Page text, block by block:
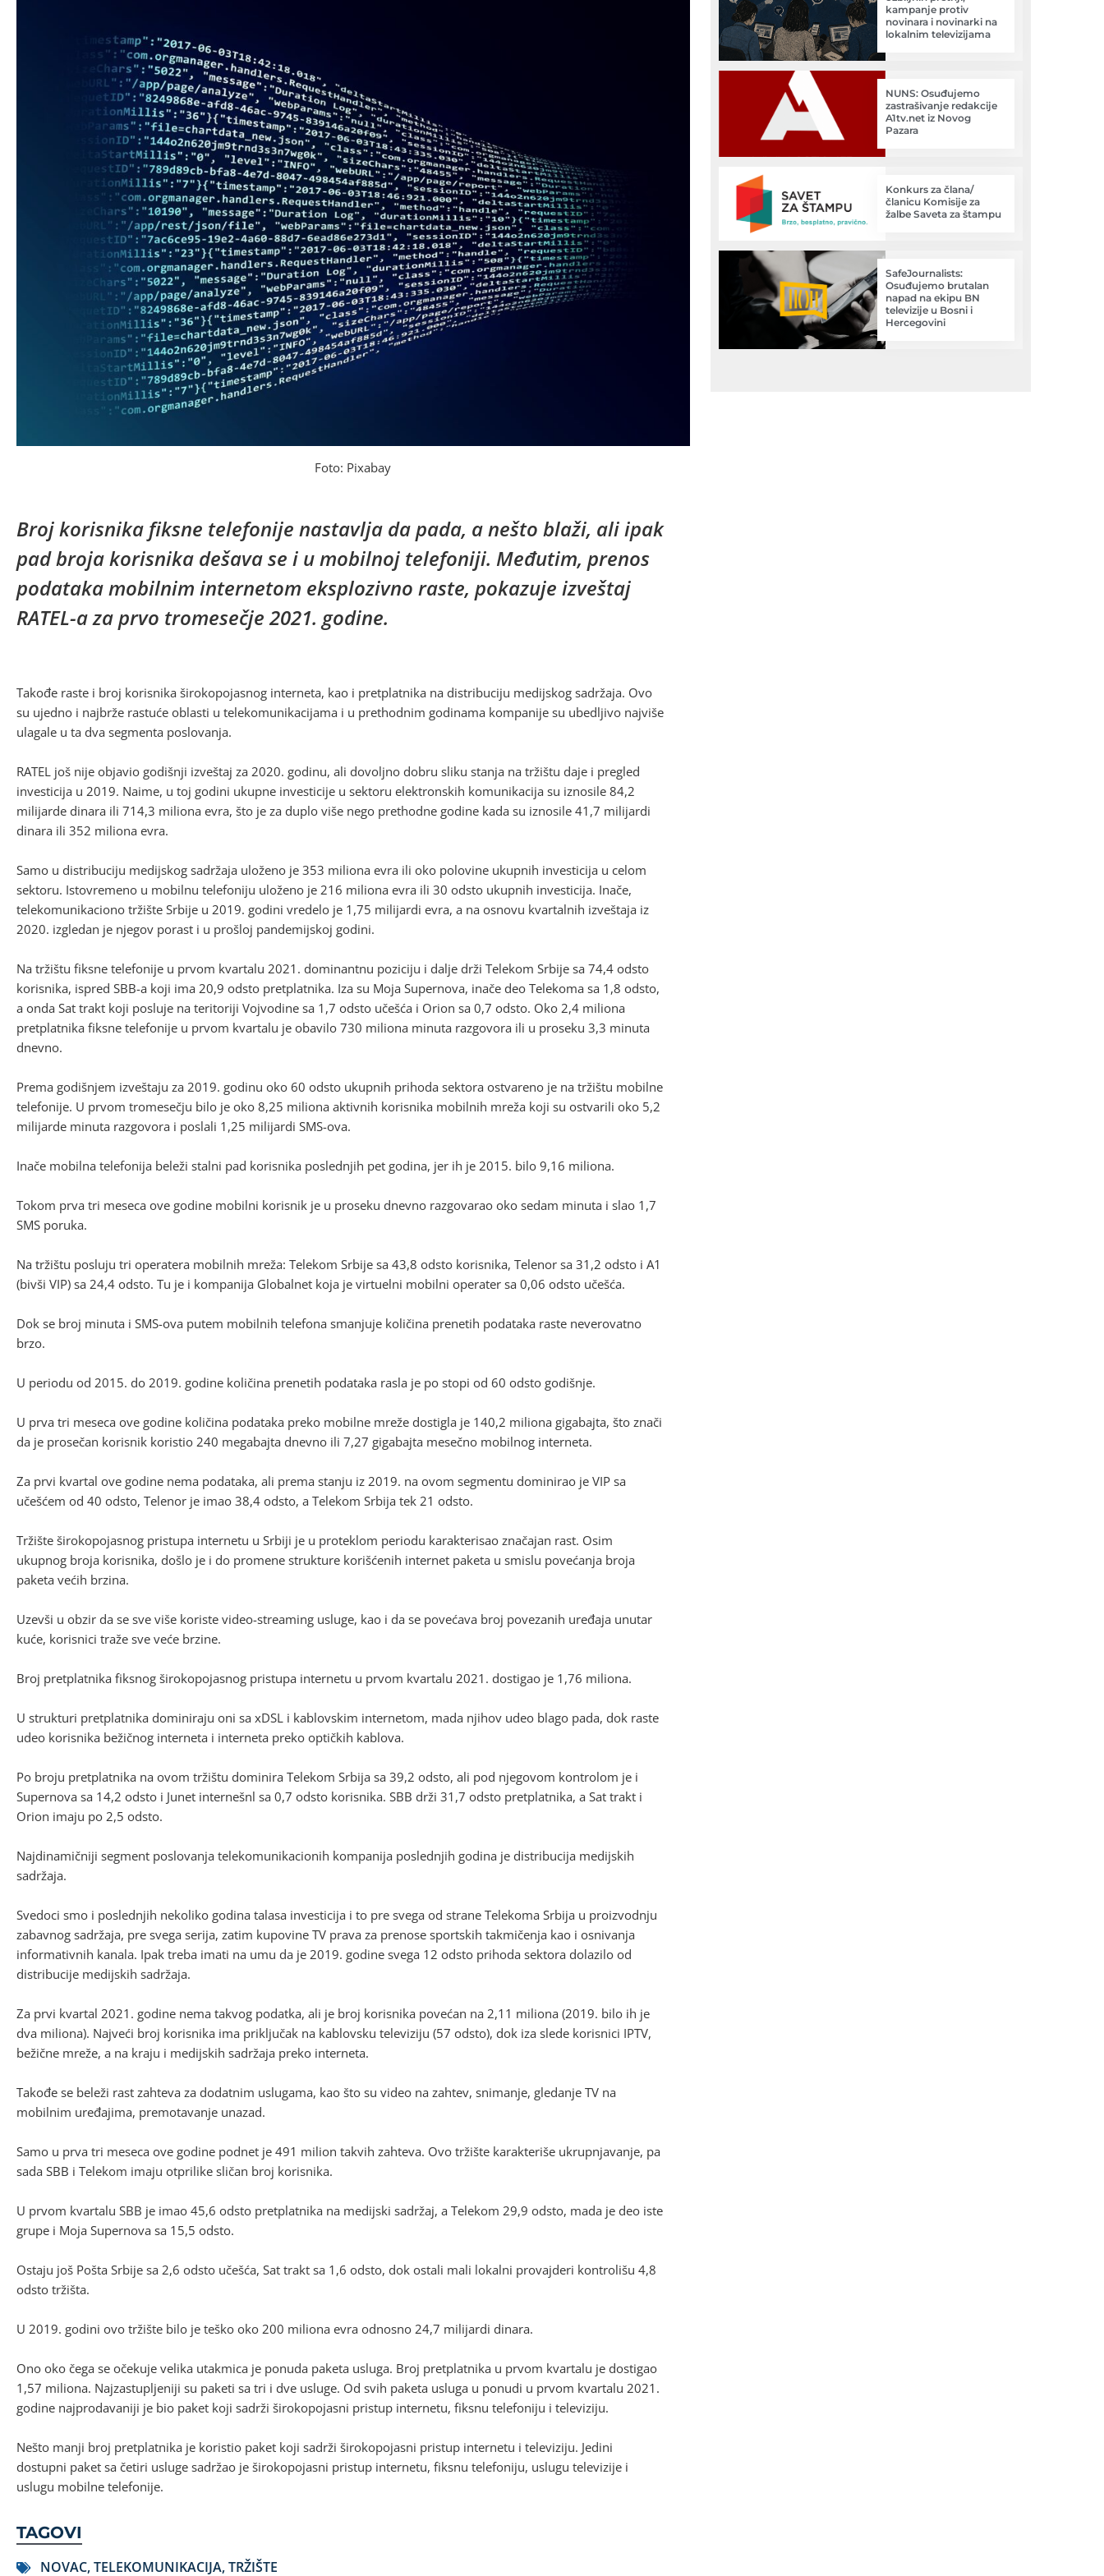
Foto: Pixabay
Broj korisnika fiksne telefonije nastavlja da pada, a nešto blaži, ali ipak
pad broja korisnika dešava se i u mobilnoj telefoniji. Međutim, prenos
podataka mobilnim internetom eksplozivno raste, pokazuje izveštaj
RATEL-a za prvo tromesečje 2021. godine.
Takođe raste i broj korisnika širokopojasnog interneta, kao i pretplatnika na distribuciju medijskog sadržaja. Ovo
su ujedno i najbrže rastuće oblasti u telekomunikacijama i u prethodnim godinama kompanije su ubedljivo najviše
ulagale u ta dva segmenta poslovanja.
RATEL još nije objavio godišnji izveštaj za 2020. godinu, ali dovoljno dobru sliku stanja na tržištu daje i pregled
investicija u 2019. Naime, u toj godini ukupne investicije u sektoru elektronskih komunikacija su iznosile 84,2
milijarde dinara ili 714,3 miliona evra, što je za duplo više nego prethodne godine kada su iznosile 41,7 milijardi
dinara ili 352 miliona evra.
Samo u distribuciju medijskog sadržaja uloženo je 353 miliona evra ili oko polovine ukupnih investicija u celom
sektoru. Istovremeno u mobilnu telefoniju uloženo je 216 miliona evra ili 30 odsto ukupnih investicija. Inače,
telekomunikaciono tržište Srbije u 2019. godini vredelo je 1,75 milijardi evra, a na osnovu kvartalnih izveštaja iz
2020. izgledan je njegov porast i u prošloj pandemijskoj godini.
Na tržištu fiksne telefonije u prvom kvartalu 2021. dominantnu poziciju i dalje drži Telekom Srbije sa 74,4 odsto
korisnika, ispred SBB-a koji ima 20,9 odsto pretplatnika. Iza su Moja Supernova, inače deo Telekoma sa 1,8 odsto,
a onda Sat trakt koji posluje na teritoriji Vojvodine sa 1,7 odsto učešća i Orion sa 0,7 odsto. Oko 2,4 miliona
pretplatnika fiksne telefonije u prvom kvartalu je obavilo 730 miliona minuta razgovora ili u proseku 3,3 minuta
dnevno.
Prema godišnjem izveštaju za 2019. godinu oko 60 odsto ukupnih prihoda sektora ostvareno je na tržištu mobilne
telefonije. U prvom tromesečju bilo je oko 8,25 miliona aktivnih korisnika mobilnih mreža koji su ostvarili oko 5,2
milijarde minuta razgovora i poslali 1,25 milijardi SMS-ova.
Inače mobilna telefonija beleži stalni pad korisnika poslednjih pet godina, jer ih je 2015. bilo 9,16 miliona.
Tokom prva tri meseca ove godine mobilni korisnik je u proseku dnevno razgovarao oko sedam minuta i slao 1,7
SMS poruka.
Na tržištu posluju tri operatera mobilnih mreža: Telekom Srbije sa 43,8 odsto korisnika, Telenor sa 31,2 odsto i A1
(bivši VIP) sa 24,4 odsto. Tu je i kompanija Globalnet koja je virtuelni mobilni operater sa 0,06 odsto učešća.
Dok se broj minuta i SMS-ova putem mobilnih telefona smanjuje količina prenetih podataka raste neverovatno
brzo.
U periodu od 2015. do 2019. godine količina prenetih podataka rasla je po stopi od 60 odsto godišnje.
U prva tri meseca ove godine količina podataka preko mobilne mreže dostigla je 140,2 miliona gigabajta, što znači
da je prosečan korisnik koristio 240 megabajta dnevno ili 7,27 gigabajta mesečno mobilnog interneta.
Za prvi kvartal ove godine nema podataka, ali prema stanju iz 2019. na ovom segmentu dominirao je VIP sa
učešćem od 40 odsto, Telenor je imao 38,4 odsto, a Telekom Srbija tek 21 odsto.
Tržište širokopojasnog pristupa internetu u Srbiji je u proteklom periodu karakterisao značajan rast. Osim
ukupnog broja korisnika, došlo je i do promene strukture korišćenih internet paketa u smislu povećanja broja
paketa većih brzina.
Uzevši u obzir da se sve više koriste video-streaming usluge, kao i da se povećava broj povezanih uređaja unutar
kuće, korisnici traže sve veće brzine.
Broj pretplatnika fiksnog širokopojasnog pristupa internetu u prvom kvartalu 2021. dostigao je 1,76 miliona.
U strukturi pretplatnika dominiraju oni sa xDSL i kablovskim internetom, mada njihov udeo blago pada, dok raste
udeo korisnika bežičnog interneta i interneta preko optičkih kablova.
Po broju pretplatnika na ovom tržištu dominira Telekom Srbija sa 39,2 odsto, ali pod njegovom kontrolom je i
Supernova sa 14,2 odsto i Junet internešnl sa 0,7 odsto korisnika. SBB drži 31,7 odsto pretplatnika, a Sat trakt i
Orion imaju po 2,5 odsto.
Najdinamičniji segment poslovanja telekomunikacionih kompanija poslednjih godina je distribucija medijskih
sadržaja.
Svedoci smo i poslednjih nekoliko godina talasa investicija i to pre svega od strane Telekoma Srbija u proizvodnju
zabavnog sadržaja, pre svega serija, zatim kupovine TV prava za prenose sportskih takmičenja kao i osnivanja
informativnih kanala. Ipak treba imati na umu da je 2019. godine svega 12 odsto prihoda sektora dolazilo od
distribucije medijskih sadržaja.
Za prvi kvartal 2021. godine nema takvog podatka, ali je broj korisnika povećan na 2,11 miliona (2019. bilo ih je
dva miliona). Najveći broj korisnika ima priključak na kablovsku televiziju (57 odsto), dok iza slede korisnici IPTV,
bežične mreže, a na kraju i medijskih sadržaja preko interneta.
Takođe se beleži rast zahteva za dodatnim uslugama, kao što su video na zahtev, snimanje, gledanje TV na
mobilnim uređajima, premotavanje unazad.
Samo u prva tri meseca ove godine podnet je 491 milion takvih zahteva. Ovo tržište karakteriše ukrupnjavanje, pa
sada SBB i Telekom imaju otprilike sličan broj korisnika.
U prvom kvartalu SBB je imao 45,6 odsto pretplatnika na medijski sadržaj, a Telekom 29,9 odsto, mada je deo iste
grupe i Moja Supernova sa 15,5 odsto.
Ostaju još Pošta Srbije sa 2,6 odsto učešća, Sat trakt sa 1,6 odsto, dok ostali mali lokalni provajderi kontrolišu 4,8
odsto tržišta.
U 2019. godini ovo tržište bilo je teško oko 200 miliona evra odnosno 24,7 milijardi dinara.
Ono oko čega se očekuje velika utakmica je ponuda paketa usluga. Broj pretplatnika u prvom kvartalu je dostigao
1,57 miliona. Najzastupljeniji su paketi sa tri i dve usluge. Od svih paketa usluga u ponudi u prvom kvartalu 2021.
godine najprodavaniji je bio paket koji sadrži širokopojasni pristup internetu, fiksnu telefoniju i televiziju.
Nešto manji broj pretplatnika je koristio paket koji sadrži širokopojasni pristup internetu i televiziju. Jedini
dostupni paket sa četiri usluge sadržao je širokopojasni pristup internetu, fiksnu telefoniju, uslugu televizije i
uslugu mobilne telefonije.
TAGOVI
NOVAC,TELEKOMUNIKACIJA,TRŽIŠTE
kampanje protiv
novinara i novinarki na
lokalnim televizijama
NUNS: Osuđujemo
zastrašivanje redakcije
A1tv.net iz Novog
Pazara
Konkurs za člana/
članicu Komisije za
žalbe Saveta za štampu
SafeJournalists:
Osuđujemo brutalan
napad na ekipu BN
televizije u Bosni i
Hercegovini